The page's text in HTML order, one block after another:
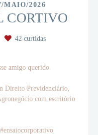
MAIO/2026
CORTIVO
42 curtidas
amigo querido.
Direito Previdenciário,
com escritório